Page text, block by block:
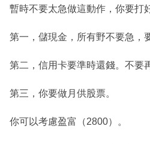
暫時不要太急做這動作，你要打
第一，儲現金，所有野不要急，
第二，信用卡要準時還錢。不要
第三，你要做月供股票。
你可以考慮盈富（2800）。